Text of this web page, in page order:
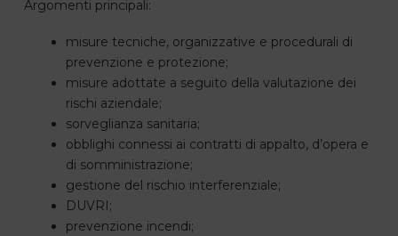
Argomenti principali:
misure tecniche, organizzative e procedurali di
prevenzione e protezione;
misure adottate a seguito della valutazione dei
rischi aziendale;
sorveglianza sanitaria;
obblighi connessi ai contratti di appalto, d’opera e
di somministrazione;
gestione del rischio interferenziale;
DUVRI;
prevenzione incendi;